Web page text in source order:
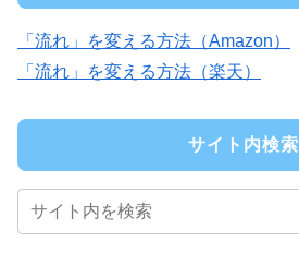
「流れ」を変える方法（Amazon）
「流れ」を変える方法（楽天）
サイト内検索